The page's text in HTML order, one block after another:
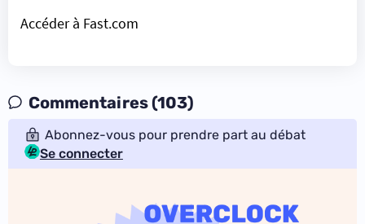
Accéder à Fast.com
Commentaires (103)
Abonnez-vous pour prendre part au débat
Se connecter